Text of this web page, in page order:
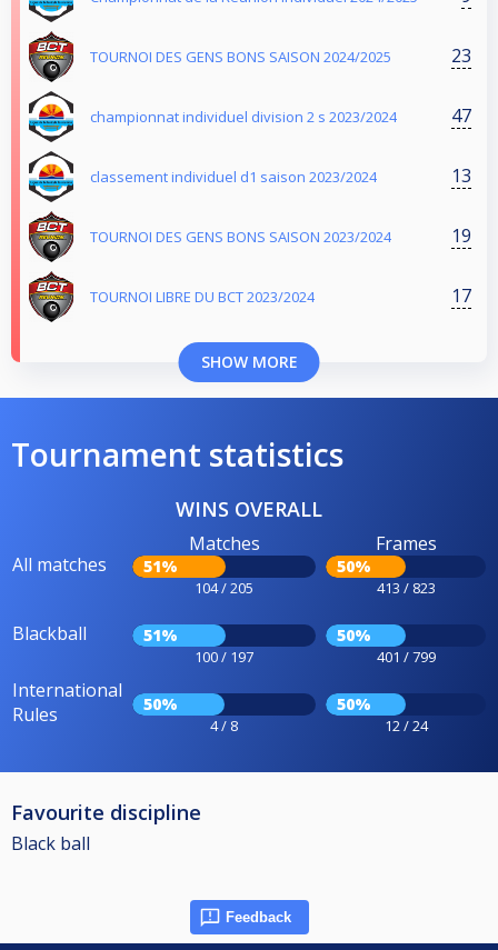
TOURNOI DES GENS BONS SAISON 2024/2025 23
championnat individuel division 2 s 2023/2024 47
classement individuel d1 saison 2023/2024 13
TOURNOI DES GENS BONS SAISON 2023/2024 19
TOURNOI LIBRE DU BCT 2023/2024 17
SHOW MORE
Tournament statistics
WINS OVERALL
All matches
Matches
51%
104 / 205
Frames
50%
413 / 823
Blackball 51%
100 / 197
50%
401 / 799
International
Rules
50%
4 / 8
50%
12 / 24
Favourite discipline
Black ball
Feedback